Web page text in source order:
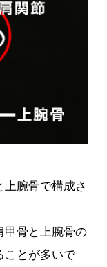
腕骨で構成さ
甲骨と上腕骨の
ことが多いで